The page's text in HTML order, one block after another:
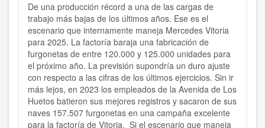
De una producción récord a una de las cargas de
trabajo más bajas de los últimos años. Ese es el
escenario que internamente maneja Mercedes Vitoria
para 2025. La factoría baraja una fabricación de
furgonetas de entre 120.000 y 125.000 unidades para
el próximo año. La previsión supondría un duro ajuste
con respecto a las cifras de los últimos ejercicios. Sin ir
más lejos, en 2023 los empleados de la Avenida de Los
Huetos batieron sus mejores registros y sacaron de sus
naves 157.507 furgonetas en una campaña excelente
para la factoría de Vitoria. Si el escenario que maneja